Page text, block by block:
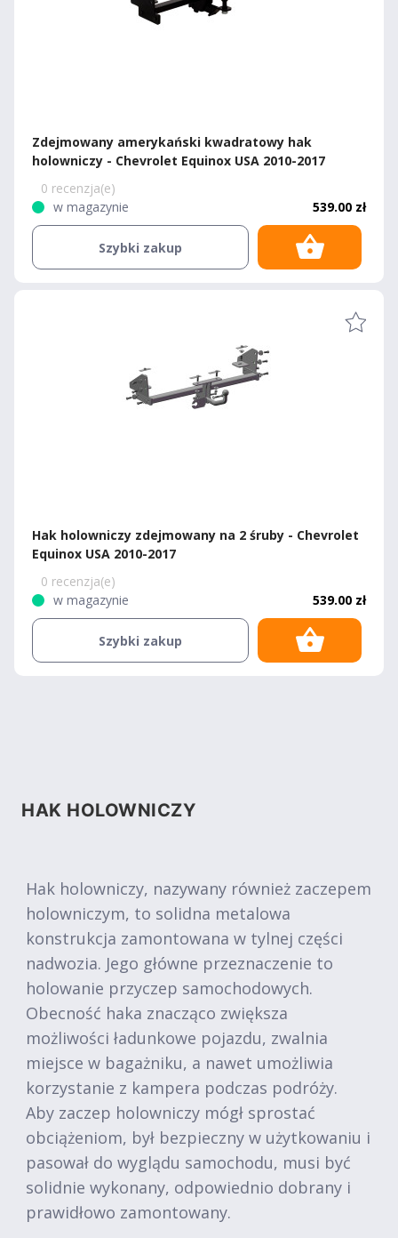
Zdejmowany amerykański kwadratowy hak
holowniczy - Chevrolet Equinox USA 2010-2017
0 recenzja(e)
w magazynie
539.00 zł
Szybki zakup
Hak holowniczy zdejmowany na 2 śruby - Chevrolet
Equinox USA 2010-2017
0 recenzja(e)
w magazynie
539.00 zł
Szybki zakup
HAK HOLOWNICZY
Hak holowniczy, nazywany również zaczepem
holowniczym, to solidna metalowa
konstrukcja zamontowana w tylnej części
nadwozia. Jego główne przeznaczenie to
holowanie przyczep samochodowych.
Obecność haka znacząco zwiększa
możliwości ładunkowe pojazdu, zwalnia
miejsce w bagażniku, a nawet umożliwia
korzystanie z kampera podczas podróży.
Aby zaczep holowniczy mógł sprostać
obciążeniom, był bezpieczny w użytkowaniu i
pasował do wyglądu samochodu, musi być
solidnie wykonany, odpowiednio dobrany i
prawidłowo zamontowany.